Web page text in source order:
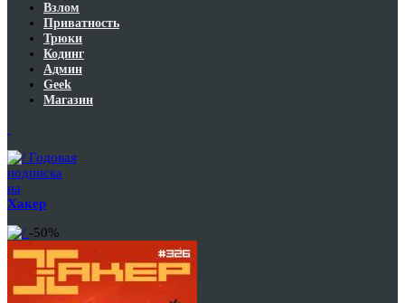
Взлом
Приватность
Трюки
Кодинг
Админ
Geek
Магазин
Годовая
подписка
на
Хакер
-50%